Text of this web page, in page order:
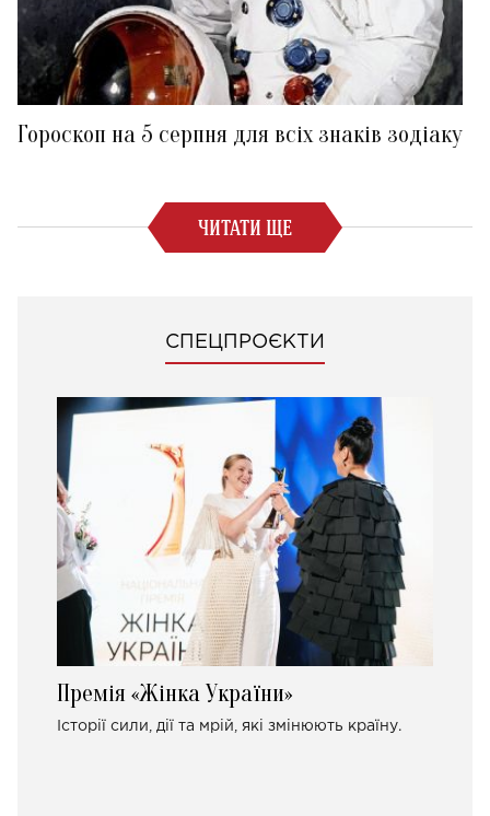
Гороскоп на 5 серпня для всіх знаків зодіаку
ЧИТАТИ ЩЕ
СПЕЦПРОЄКТИ
Премія «Жінка України»
Історії сили, дії та мрій, які змінюють країну.